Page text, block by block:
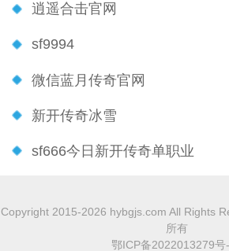
逍遥合击官网
sf9994
微信蓝月传奇官网
新开传奇冰雪
sf666今日新开传奇单职业
Copyright 2015-2026 hybgjs.com All Rights
所有
鄂ICP备2022013279号